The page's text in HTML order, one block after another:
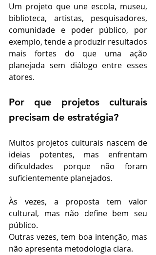
Um projeto que une escola, museu,
biblioteca, artistas, pesquisadores,
comunidade e poder público, por
exemplo, tende a produzir resultados
mais fortes do que uma ação
planejada sem diálogo entre esses
atores.
Por que projetos culturais
precisam de estratégia?
Muitos projetos culturais nascem de
ideias potentes, mas enfrentam
dificuldades porque não foram
suficientemente planejados.
Às vezes, a proposta tem valor
cultural, mas não define bem seu
público.
Outras vezes, tem boa intenção, mas
não apresenta metodologia clara.